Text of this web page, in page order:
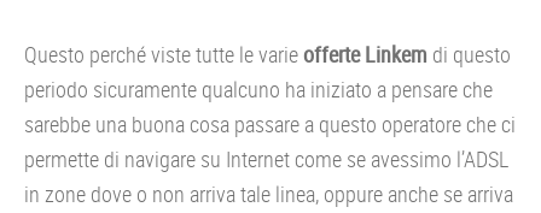
Questo perché viste tutte le varieofferte Linkem di questo
periodo sicuramente qualcuno ha iniziato a pensare che
sarebbe una buona cosa passare a questo operatore che ci
permette di navigare su Internet come se avessimo l’ADSL
in zone dove o non arriva tale linea, oppure anche se arriva